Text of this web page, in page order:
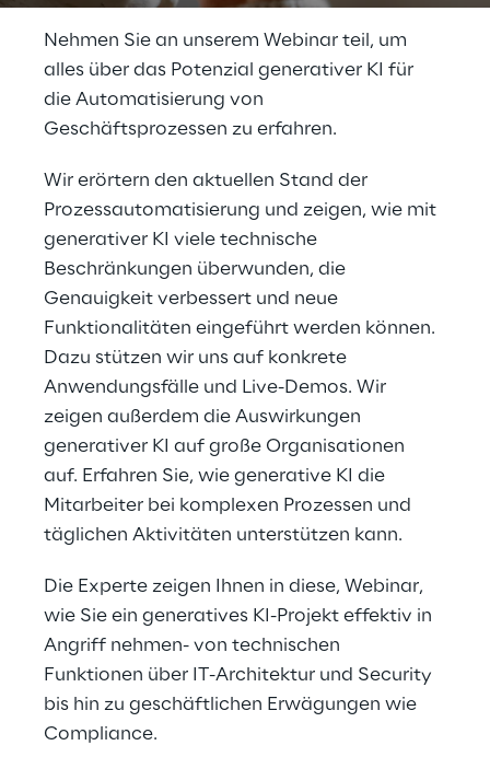
Nehmen Sie an unserem Webinar teil, um
alles über das Potenzial generativer KI für
die Automatisierung von
Geschäftsprozessen zu erfahren.
Wir erörtern den aktuellen Stand der
Prozessautomatisierung und zeigen, wie mit
generativer KI viele technische
Beschränkungen überwunden, die
Genauigkeit verbessert und neue
Funktionalitäten eingeführt werden können.
Dazu stützen wir uns auf konkrete
Anwendungsfälle und Live-Demos. Wir
zeigen außerdem die Auswirkungen
generativer KI auf große Organisationen
auf. Erfahren Sie, wie generative KI die
Mitarbeiter bei komplexen Prozessen und
täglichen Aktivitäten unterstützen kann.
Die Experte zeigen Ihnen in diese, Webinar,
wie Sie ein generatives KI-Projekt effektiv in
Angriff nehmen- von technischen
Funktionen über IT-Architektur und Security
bis hin zu geschäftlichen Erwägungen wie
Compliance.